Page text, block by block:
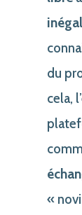
du
cela,
«